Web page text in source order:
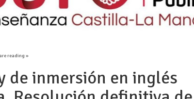
reading »
de inmersión en inglés